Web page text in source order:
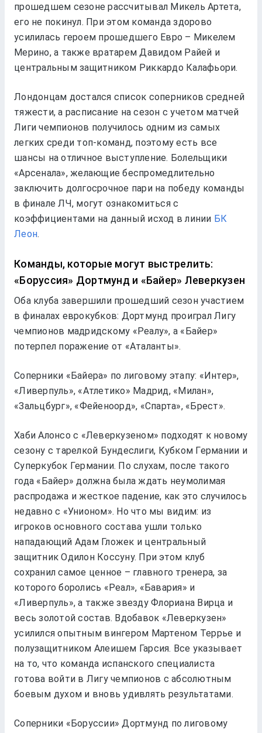
прошедшем сезоне рассчитывал Микель Артета,
его не покинул. При этом команда здорово
усилилась героем прошедшего Евро – Микелем
Мерино, а также вратарем Давидом Райей и
центральным защитником Риккардо Калафьори.
Лондонцам достался список соперников средней
тяжести, а расписание на сезон с учетом матчей
Лиги чемпионов получилось одним из самых
легких среди топ-команд, поэтому есть все
шансы на отличное выступление. Болельщики
«Арсенала», желающие беспромедлительно
заключить долгосрочное пари на победу команды
в финале ЛЧ, могут ознакомиться с
коэффициентами на данный исход в линии БК
Леон.
Команды, которые могут выстрелить:
«Боруссия» Дортмунд и «Байер» Леверкузен
Оба клуба завершили прошедший сезон участием
в финалах еврокубков: Дортмунд проиграл Лигу
чемпионов мадридскому «Реалу», а «Байер»
потерпел поражение от «Аталанты».
Соперники «Байера» по лиговому этапу: «Интер»,
«Ливерпуль», «Атлетико» Мадрид, «Милан»,
«Зальцбург», «Фейеноорд», «Спарта», «Брест».
Хаби Алонсо с «Леверкузеном» подходят к новому
сезону с тарелкой Бундеслиги, Кубком Германии и
Суперкубок Германии. По слухам, после такого
года «Байер» должна была ждать неумолимая
распродажа и жесткое падение, как это случилось
недавно с «Унионом». Но что мы видим: из
игроков основного состава ушли только
нападающий Адам Гложек и центральный
защитник Одилон Коссуну. При этом клуб
сохранил самое ценное – главного тренера, за
которого боролись «Реал», «Бавария» и
«Ливерпуль», а также звезду Флориана Вирца и
весь золотой состав. Вдобавок «Леверкузен»
усилился опытным вингером Мартеном Террье и
полузащитником Алеишем Гарсия. Все указывает
на то, что команда испанского специалиста
готова войти в Лигу чемпионов с абсолютным
боевым духом и вновь удивлять результатами.
Соперники «Боруссии» Дортмунд по лиговому